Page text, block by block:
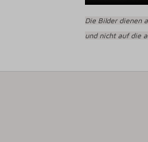
Die Bilder dienen
und nicht auf die